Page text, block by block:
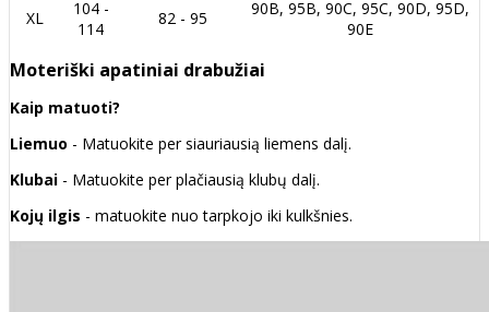
XL
104 -
114
82 - 95
90B, 95B, 90C, 95C, 90D, 95D,
90E
Moteriški apatiniai drabužiai
Kaip matuoti?
Liemuo - Matuokite per siauriausią liemens dalį.
Klubai - Matuokite per plačiausią klubų dalį.
Kojų ilgis - matuokite nuo tarpkojo iki kulkšnies.